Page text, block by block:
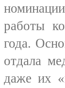
работы
года.
отдала
даже их